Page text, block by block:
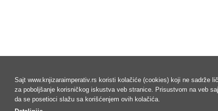
Sajt www.knjizaraimperativ.rs koristi kolačiće (cookies) koji ne sadrže
za poboljšanje korisničkog iskustva veb stranice. Prisustvom na veb
da se posetioci slažu sa korišćenjem ovih kolačića.